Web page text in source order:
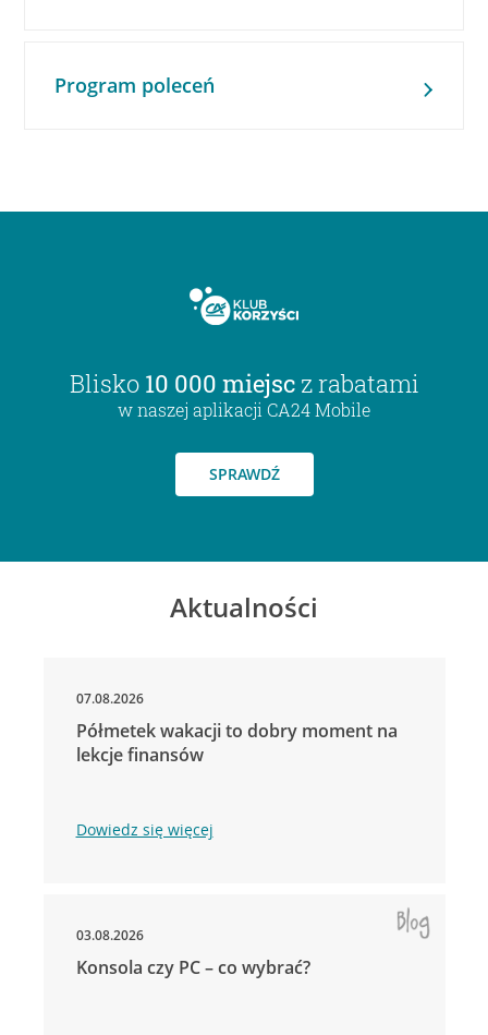
Program poleceń
Blisko 10 000 miejsc z rabatami
w naszej aplikacji CA24 Mobile
SPRAWDŹ
Aktualności
07.08.2026
Półmetek wakacji to dobry moment na
lekcje finansów
Dowiedz się więcej
03.08.2026
Konsola czy PC – co wybrać?